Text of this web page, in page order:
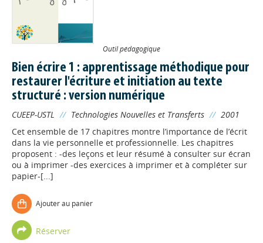
Outil pédagogique
Bien écrire 1 : apprentissage méthodique pour
restaurer l'écriture et initiation au texte
structuré : version numérique
CUEEP-USTL // Technologies Nouvelles et Transferts // 2001
Cet ensemble de 17 chapitres montre l’importance de l’écrit
dans la vie personnelle et professionnelle. Les chapitres
proposent : -des leçons et leur résumé à consulter sur écran
ou à imprimer -des exercices à imprimer et à compléter sur
papier-[...]
Ajouter au panier
Réserver